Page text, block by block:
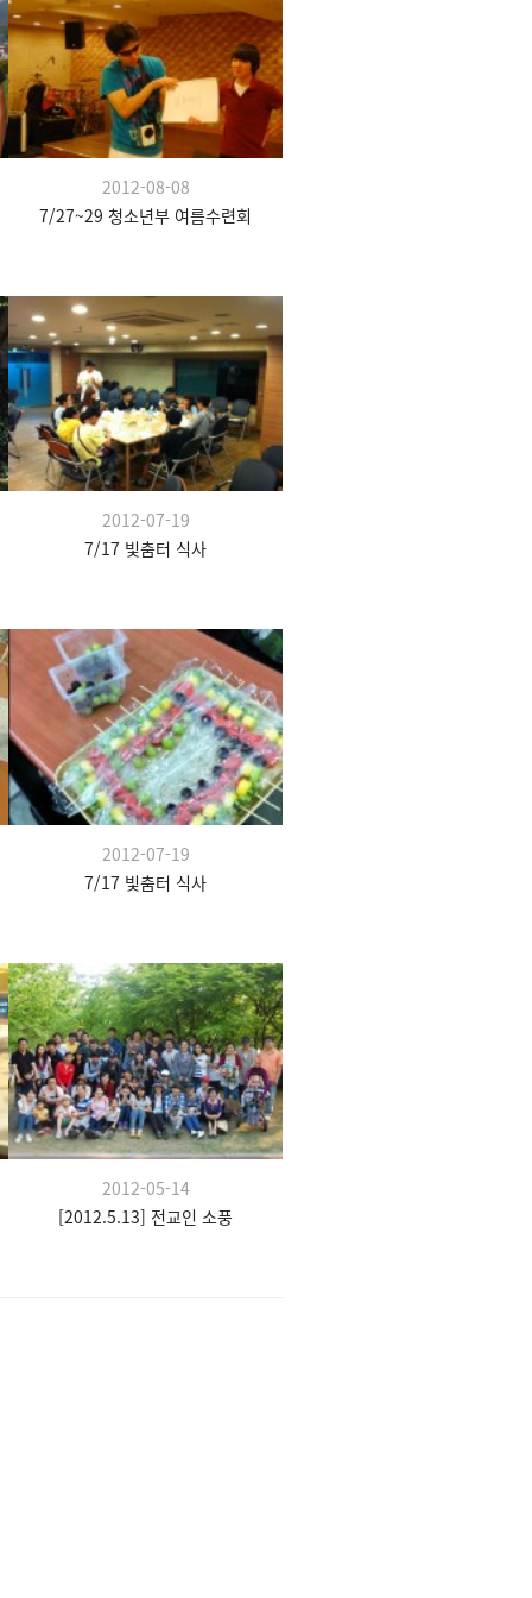
2012-08-08
7/27~29 청소년부 여름수련회
2012-07-19
7/17 빛춤터 식사
2012-07-19
7/17 빛춤터 식사
2012-05-14
[2012.5.13] 전교인 소풍